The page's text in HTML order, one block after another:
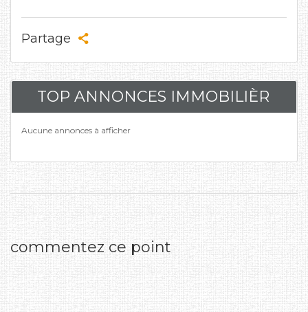
Partage
TOP ANNONCES IMMOBILIÈR
Aucune annonces à afficher
commentez ce point